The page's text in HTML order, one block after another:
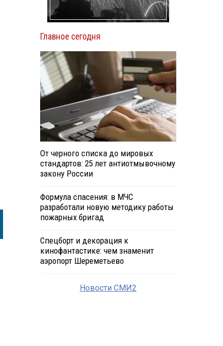
Главное сегодня
От черного списка до мировых
стандартов: 25 лет антиотмывочному
закону России
Формула спасения: в МЧС
разработали новую методику работы
пожарных бригад
Спецборт и декорация к
кинофантастике: чем знаменит
аэропорт Шереметьево
Новости СМИ2